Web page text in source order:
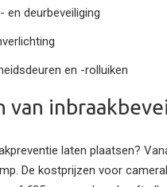
en deurbeveiliging
en -rolluiken
van
laten plaatsen?
De kostprijzen voor